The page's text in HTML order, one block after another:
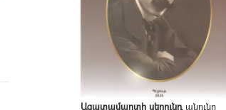
Ազատամարտի սերունդանունը